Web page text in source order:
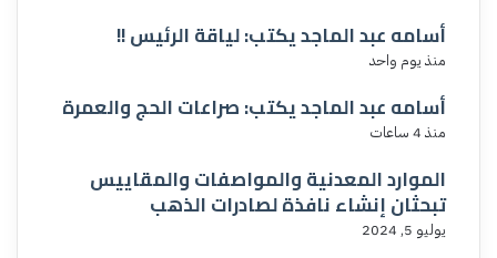
أسامه عبد الماجد يكتب: لياقة الرئيس !!
منذ يوم واحد
أسامه عبد الماجد يكتب: صراعات الحج والعمرة
منذ 4 ساعات
الموارد المعدنية والمواصفات والمقاييس
تبحثان إنشاء نافذة لصادرات الذهب
يوليو 5, 2024